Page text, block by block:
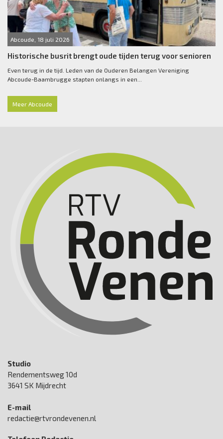
Abcoude, 18 juli 2026
Historische busrit brengt oude tijden terug voor senioren
Even terug in de tijd. Leden van de Ouderen Belangen Vereniging
Abcoude-Baambrugge stapten onlangs in een...
Meer Abcoude
Studio
Rendementsweg 10d
3641 SK Mijdrecht
E-mail
redactie@rtvrondevenen.nl